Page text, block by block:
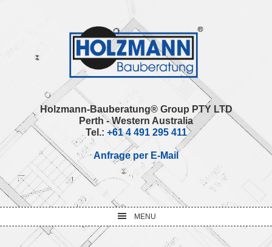
navigation
Holzmann-Bauberatung® Group PTY LTD
Perth - Western Australia
Tel.: +61 4 491 295 411
Anfrage per E-Mail
MENU